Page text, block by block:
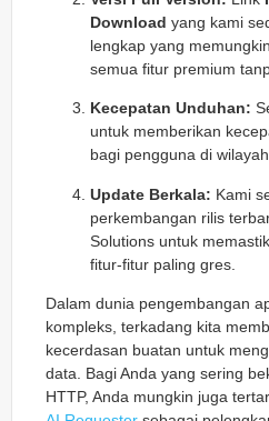
Download yang kami
lengkap yang
semua fitur premium
Kecepatan Unduhan:
untuk memberikan
bagi pengguna di
Update Berkala: Kami
perkembangan rilis
Solutions untuk
fitur-fitur paling gres.
Dalam dunia pengembangan
kompleks, terkadang kita
kecerdasan buatan untuk
data. Bagi Anda yang sering
HTTP, Anda mungkin juga